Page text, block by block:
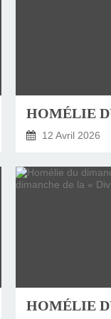
12 Avril 2026